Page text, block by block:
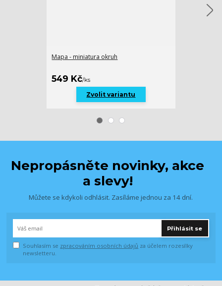
Mapa - miniatura okruh
549 Kč/ks
Zvolit variantu
Nepropásněte novinky, akce
a slevy!
Můžete se kdykoli odhlásit. Zasíláme jednou za 14 dní.
Přihlásit se
Souhlasím se zpracováním osobních údajů za účelem rozesílky
newsletteru.